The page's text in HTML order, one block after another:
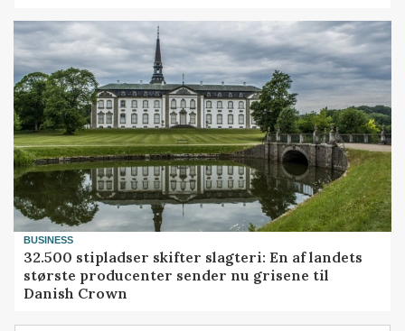
BUSINESS
32.500 stipladser skifter slagteri: En af landets
største producenter sender nu grisene til
Danish Crown